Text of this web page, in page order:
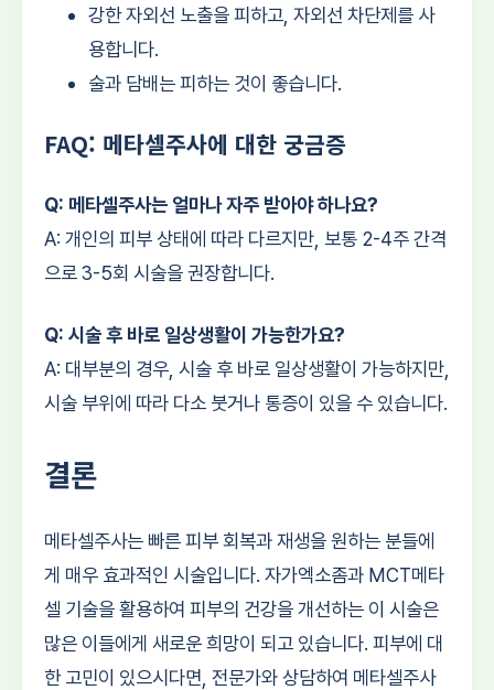
강한 자외선 노출을 피하고, 자외선 차단제를 사
용합니다.
술과 담배는 피하는 것이 좋습니다.
FAQ: 메타셀주사에 대한 궁금증
Q: 메타셀주사는 얼마나 자주 받아야 하나요?
A: 개인의 피부 상태에 따라 다르지만, 보통 2-4주 간격
으로 3-5회 시술을 권장합니다.
Q: 시술 후 바로 일상생활이 가능한가요?
A: 대부분의 경우, 시술 후 바로 일상생활이 가능하지만,
시술 부위에 따라 다소 붓거나 통증이 있을 수 있습니다.
결론
메타셀주사는 빠른 피부 회복과 재생을 원하는 분들에
게 매우 효과적인 시술입니다. 자가엑소좀과 MCT메타
셀 기술을 활용하여 피부의 건강을 개선하는 이 시술은
많은 이들에게 새로운 희망이 되고 있습니다. 피부에 대
한 고민이 있으시다면, 전문가와 상담하여 메타셀주사